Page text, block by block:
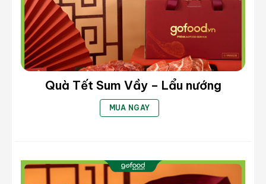
Quà Tết Sum Vầy – Lẩu nướng
MUA NGAY